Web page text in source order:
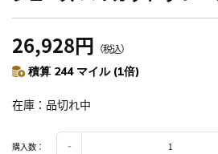
26,928円 （税込）
積算 244 マイル (1倍)
在庫 品切れ中
購入数：